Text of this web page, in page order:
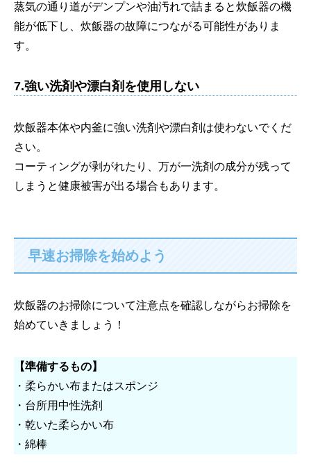
蒸気の通り道がデンプンや油汚れで詰まると炊飯器の機
能が低下し、炊飯器の故障につながる可能性がありま
す。
7.強い洗剤や漂白剤を使用しない
炊飯器本体や内釜に強い洗剤や漂白剤は使わないでくだ
さい。
コーティングが剥がれたり、万が一洗剤の成分が残って
しまうと健康被害が出る場合もあります。
早速お掃除を始めよう
炊飯器のお掃除について注意点を確認しながらお掃除を
始めていきましょう！
【準備するもの】
・柔らかい布またはスポンジ
・台所用中性洗剤
・乾いた柔らかい布
・綿棒